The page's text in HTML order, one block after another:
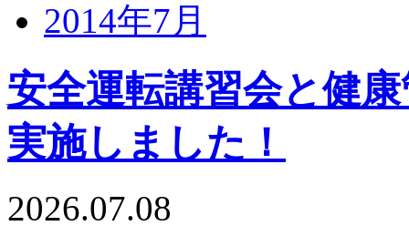
2014年7月
安全運転講習会と健
実施しました！
2026.07.08